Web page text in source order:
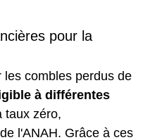
pour la
les combles perdus de
à différentes
taux zéro,
l'ANAH. Grâce à ces